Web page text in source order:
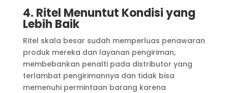
4. Ritel Menuntut Kondisi yang
Lebih Baik
Ritel skala besar sudah memperluas penawaran
produk mereka dan layanan pengiriman,
membebankan penalti pada distributor yang
terlambat pengirimannya dan tidak bisa
memenuhi permintaan barang karena